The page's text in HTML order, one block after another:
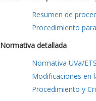
Resumen de
Procedimiento
Normativa detallada
Normativa UVa/
Modificaciones en
Procedimiento y